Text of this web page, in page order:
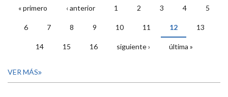
PÁGINAS
« primero ‹ anterior 1 2 3 4 5
6 7 8 9 10 11 12 13
14 15 16 siguiente › última »
VER MÁS